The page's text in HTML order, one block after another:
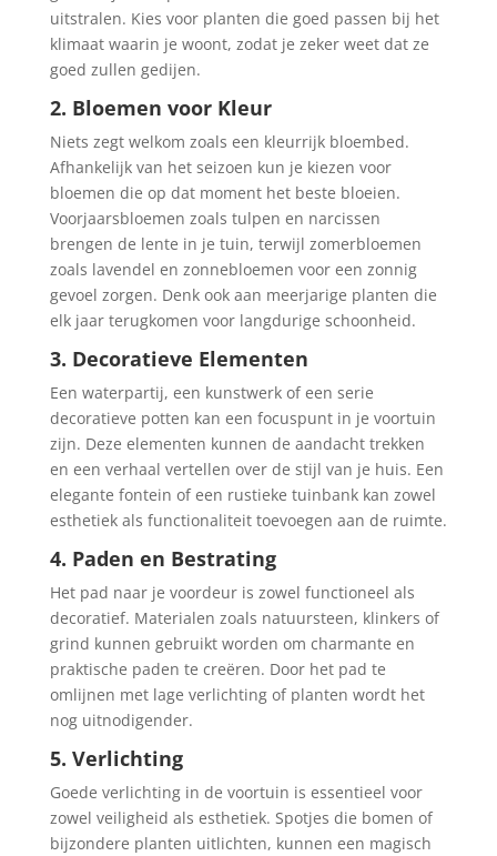
uitstralen. Kies voor planten die goed passen bij het
klimaat waarin je woont, zodat je zeker weet dat ze
goed zullen gedijen.
2. Bloemen voor Kleur
Niets zegt welkom zoals een kleurrijk bloembed.
Afhankelijk van het seizoen kun je kiezen voor
bloemen die op dat moment het beste bloeien.
Voorjaarsbloemen zoals tulpen en narcissen
brengen de lente in je tuin, terwijl zomerbloemen
zoals lavendel en zonnebloemen voor een zonnig
gevoel zorgen. Denk ook aan meerjarige planten die
elk jaar terugkomen voor langdurige schoonheid.
3. Decoratieve Elementen
Een waterpartij, een kunstwerk of een serie
decoratieve potten kan een focuspunt in je voortuin
zijn. Deze elementen kunnen de aandacht trekken
en een verhaal vertellen over de stijl van je huis. Een
elegante fontein of een rustieke tuinbank kan zowel
esthetiek als functionaliteit toevoegen aan de ruimte.
4. Paden en Bestrating
Het pad naar je voordeur is zowel functioneel als
decoratief. Materialen zoals natuursteen, klinkers of
grind kunnen gebruikt worden om charmante en
praktische paden te creëren. Door het pad te
omlijnen met lage verlichting of planten wordt het
nog uitnodigender.
5. Verlichting
Goede verlichting in de voortuin is essentieel voor
zowel veiligheid als esthetiek. Spotjes die bomen of
bijzondere planten uitlichten, kunnen een magisch